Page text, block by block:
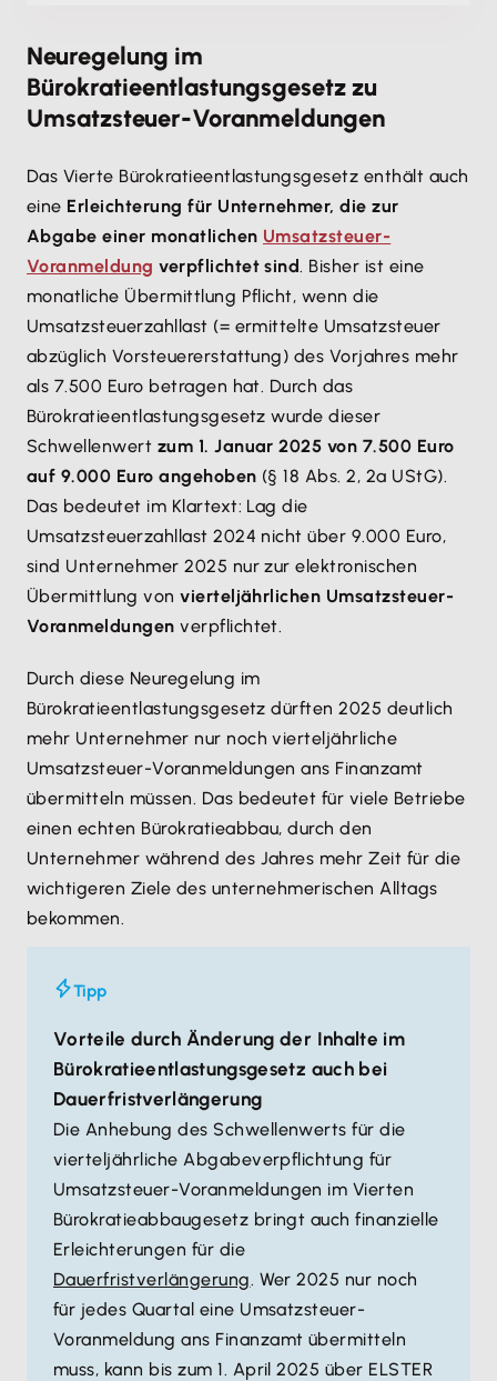
Neuregelung im
Bürokratieentlastungsgesetz zu
Umsatzsteuer-Voranmeldungen
Das Vierte Bürokratieentlastungsgesetz enthält auch
eine Erleichterung für Unternehmer, die zur
Abgabe einer monatlichen Umsatzsteuer-
Voranmeldung verpflichtet sind. Bisher ist eine
monatliche Übermittlung Pflicht, wenn die
Umsatzsteuerzahllast (= ermittelte Umsatzsteuer
abzüglich Vorsteuererstattung) des Vorjahres mehr
als 7.500 Euro betragen hat. Durch das
Bürokratieentlastungsgesetz wurde dieser
Schwellenwert zum 1. Januar 2025 von 7.500 Euro
auf 9.000 Euro angehoben (§ 18 Abs. 2, 2a UStG).
Das bedeutet im Klartext: Lag die
Umsatzsteuerzahllast 2024 nicht über 9.000 Euro,
sind Unternehmer 2025 nur zur elektronischen
Übermittlung vonvierteljährlichen Umsatzsteuer-
Voranmeldungen verpflichtet.
Durch diese Neuregelung im
Bürokratieentlastungsgesetz dürften 2025 deutlich
mehr Unternehmer nur noch vierteljährliche
Umsatzsteuer-Voranmeldungen ans Finanzamt
übermitteln müssen. Das bedeutet für viele Betriebe
einen echten Bürokratieabbau, durch den
Unternehmer während des Jahres mehr Zeit für die
wichtigeren Ziele des unternehmerischen Alltags
bekommen.
Tipp
Vorteile durch Änderung der Inhalte im
Bürokratieentlastungsgesetz auch bei
Dauerfristverlängerung
Die Anhebung des Schwellenwerts für die
vierteljährliche Abgabeverpflichtung für
Umsatzsteuer-Voranmeldungen im Vierten
Bürokratieabbaugesetz bringt auch finanzielle
Erleichterungen für die
Dauerfristverlängerung. Wer 2025 nur noch
für jedes Quartal eine Umsatzsteuer-
Voranmeldung ans Finanzamt übermitteln
muss, kann bis zum 1. April 2025 über ELSTER